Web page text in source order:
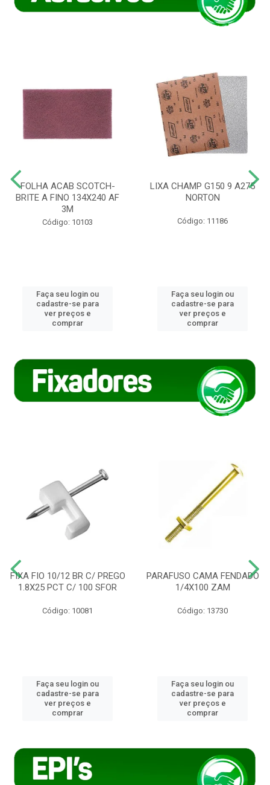
FOLHA ACAB SCOTCH-
BRITE A FINO 134X240 AF
3M
Código: 10103
Faça seu login ou
cadastre-se para
ver preços e
comprar
LIXA CHAMP G150 9 A275
NORTON
Código: 11186
Faça seu login ou
cadastre-se para
ver preços e
comprar
FIXA FIO 10/12 BR C/ PREGO
1.8X25 PCT C/ 100 SFOR
Código: 10081
Faça seu login ou
cadastre-se para
ver preços e
comprar
PARAFUSO CAMA FENDADO
1/4X100 ZAM
Código: 13730
Faça seu login ou
cadastre-se para
ver preços e
comprar